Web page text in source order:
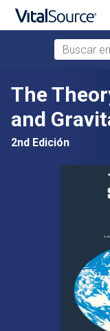
Saltar al contenido
Buscar en
The
and
2nd Edición